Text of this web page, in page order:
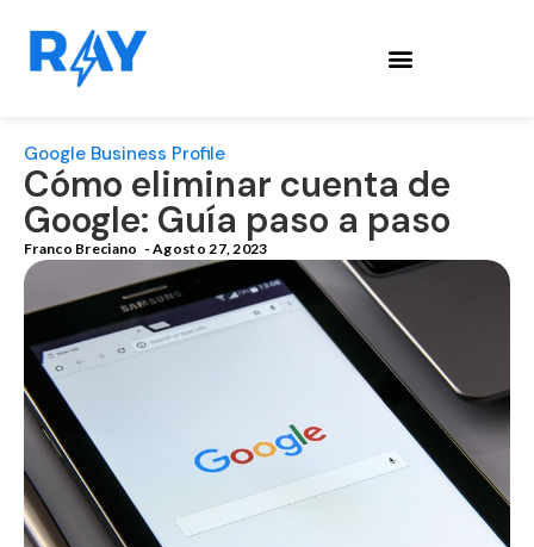
Google Business Profile
Cómo eliminar cuenta de
Google: Guía paso a paso
Franco Breciano - Agosto 27, 2023